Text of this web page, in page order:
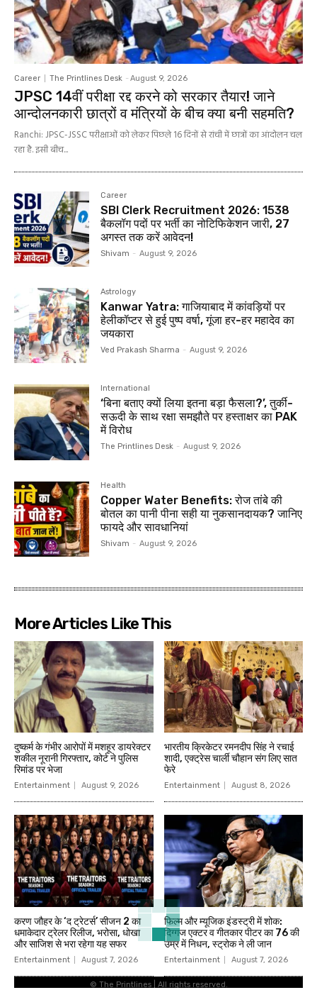
Career The Printlines Desk - August 9, 2026
JPSC 14वीं परीक्षा रद्द करने को सरकार तैयार! जाने
आन्दोलनकारी छात्रों व मंत्रियों के बीच क्या बनी सहमति?
Ranchi: JPSC-JSSC परीक्षाओं को लेकर पिछले 16 दिनों से रांची में छात्रों का आंदोलन चल
रहा है. इसी बीच...
Career
SBI Clerk Recruitment 2026: 1538
बैकलॉग पदों पर भर्ती का नोटिफिकेशन जारी, 27
अगस्त तक करें आवेदन!
Shivam - August 9, 2026
Astrology
Kanwar Yatra: गाजियाबाद में कांवड़ियों पर
हेलीकॉप्टर से हुई पुष्प वर्षा, गूंजा हर-हर महादेव का
जयकारा
Ved Prakash Sharma - August 9, 2026
International
‘बिना बताए क्यों लिया इतना बड़ा फैसला?’, तुर्की-
सऊदी के साथ रक्षा समझौते पर हस्ताक्षर का PAK
में विरोध
The Printlines Desk - August 9, 2026
Health
Copper Water Benefits: रोज तांबे की
बोतल का पानी पीना सही या नुकसानदायक? जानिए
फायदे और सावधानियां
Shivam - August 9, 2026
More Articles Like This
दुष्कर्म के गंभीर आरोपों में मशहूर डायरेक्टर
शकील नूरानी गिरफ्तार, कोर्ट ने पुलिस
रिमांड पर भेजा
Entertainment August 9, 2026
भारतीय क्रिकेटर रमनदीप सिंह ने रचाई
शादी, एक्ट्रेस चार्ली चौहान संग लिए सात
फेरे
Entertainment August 8, 2026
करण जौहर के ‘द ट्रेटर्स’ सीजन 2 का
धमाकेदार ट्रेलर रिलीज, भरोसा, धोखा
और साजिश से भरा रहेगा यह सफर
Entertainment August 7, 2026
फिल्म और म्यूजिक इंडस्ट्री में शोक:
दिग्गज एक्टर व गीतकार पीटर का 76 की
उम्र में निधन, स्ट्रोक ने ली जान
Entertainment August 7, 2026